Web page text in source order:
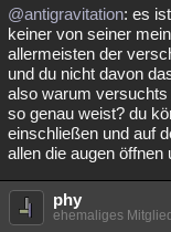
@antigravitation: es
keiner von seiner
allermeisten der
und du nicht davon
also warum
so genau weist? du
einschließen und auf
allen die augen
phy
ehemaliges Mitglied